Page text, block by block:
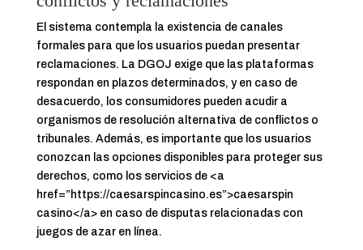
El sistema contempla la existencia de canales
formales para que los usuarios puedan presentar
reclamaciones. La DGOJ exige que las plataformas
respondan en plazos determinados, y en caso de
desacuerdo, los consumidores pueden acudir a
organismos de resolución alternativa de conflictos o
tribunales. Además, es importante que los usuarios
conozcan las opciones disponibles para proteger sus
derechos, como los servicios de <a
href=”https://caesarspincasino.es”>caesarspin
casino</a> en caso de disputas relacionadas con
juegos de azar en línea.